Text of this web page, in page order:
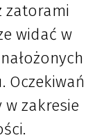
zatorami
widać w
Oczekiwań
w zakresie